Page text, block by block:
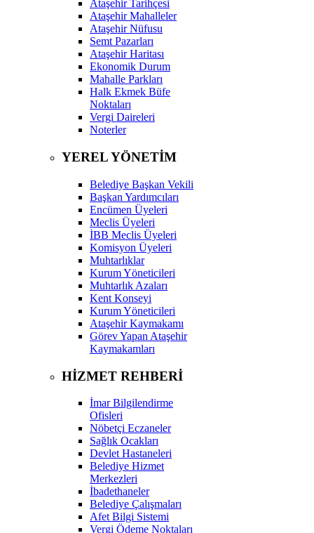
Ataşehir Tarihçesi
Ataşehir Mahalleler
Ataşehir Nüfusu
Semt Pazarları
Ataşehir Haritası
Ekonomik Durum
Mahalle Parkları
Halk Ekmek Büfe
Noktaları
Vergi Daireleri
Noterler
YEREL YÖNETİM
Belediye Başkan Vekili
Başkan Yardımcıları
Encümen Üyeleri
Meclis Üyeleri
İBB Meclis Üyeleri
Komisyon Üyeleri
Muhtarlıklar
Kurum Yöneticileri
Muhtarlık Azaları
Kent Konseyi
Kurum Yöneticileri
Ataşehir Kaymakamı
Görev Yapan Ataşehir
Kaymakamları
HİZMET REHBERİ
İmar Bilgilendirme
Ofisleri
Nöbetçi Eczaneler
Sağlık Ocakları
Devlet Hastaneleri
Belediye Hizmet
Merkezleri
İbadethaneler
Belediye Çalışmaları
Afet Bilgi Sistemi
Vergi Ödeme Noktaları